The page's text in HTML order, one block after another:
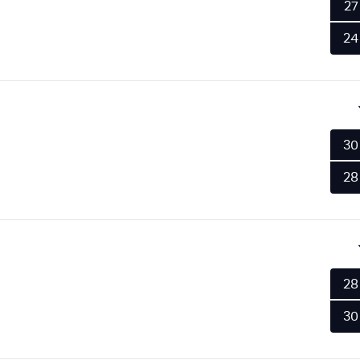
27
24
30
28
28
30